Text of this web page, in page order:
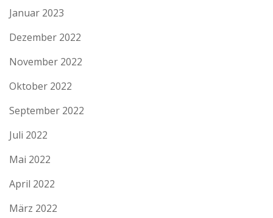
Januar 2023
Dezember 2022
November 2022
Oktober 2022
September 2022
Juli 2022
Mai 2022
April 2022
März 2022